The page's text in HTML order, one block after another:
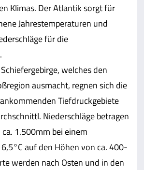
Klimas. Der Atlantik sorgt für
Jahrestemperaturen und
für die
welches den
ausmacht, regnen sich die
Tiefdruckgebiete
Niederschläge betragen
1.500mm bei einem
auf den Höhen von ca. 400-
werden nach Osten und in den